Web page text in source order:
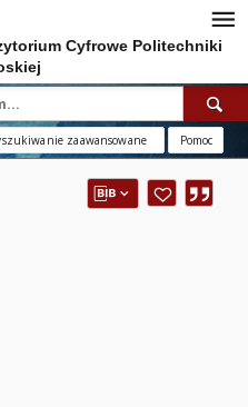
Cyfrowe Politechniki
zaawansowane Pomoc